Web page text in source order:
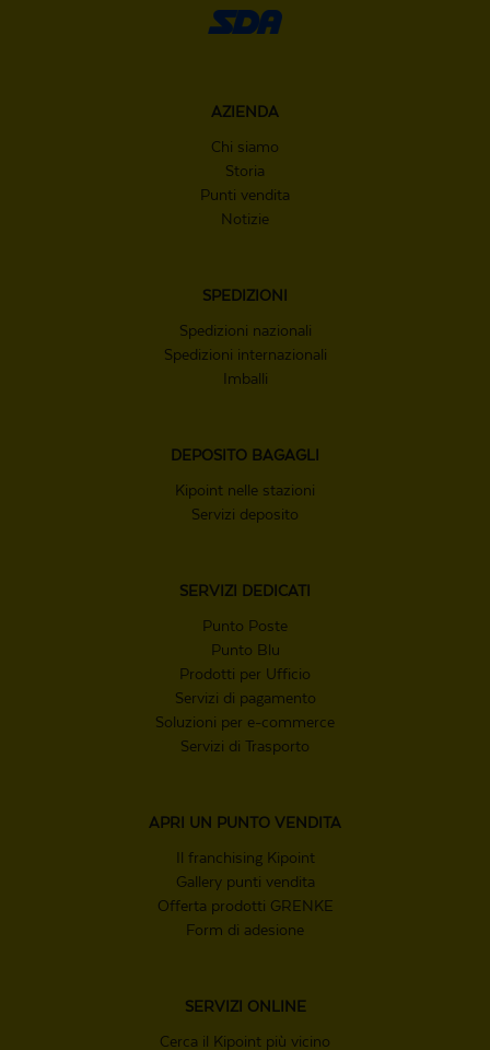
AZIENDA
Chi siamo
Storia
Punti vendita
Notizie
SPEDIZIONI
Spedizioni nazionali
Spedizioni internazionali
Imballi
DEPOSITO BAGAGLI
Kipoint nelle stazioni
Servizi deposito
SERVIZI
DEDICATI
Punto Poste
Punto Blu
Prodotti per Ufficio
Servizi di pagamento
Soluzioni per e-commerce
Servizi di Trasporto
APRI UN
PUNTO VENDITA
Il franchising Kipoint
Gallery punti vendita
Offerta prodotti GRENKE
Form di adesione
SERVIZI ONLINE
Cerca il Kipoint più vicino